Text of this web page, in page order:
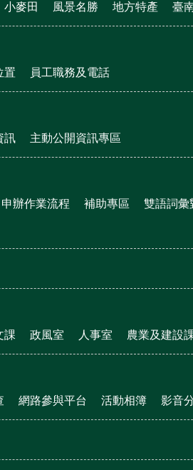
小麥田 風景名勝 地方特產 臺
置 員工職務及電話
訊 主動公開資訊專區
申辦作業流程 補助專區 雙語詞彙
課 政風室 人事室 農業及建設
網路參與平台 活動相簿 影音